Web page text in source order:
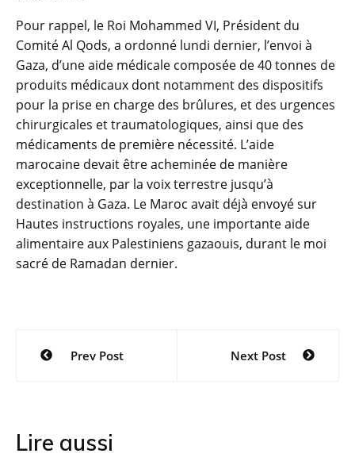
Pour rappel, le Roi Mohammed VI, Président du
Comité Al Qods, a ordonné lundi dernier, l’envoi à
Gaza, d’une aide médicale composée de 40 tonnes de
produits médicaux dont notamment des dispositifs
pour la prise en charge des brûlures, et des urgences
chirurgicales et traumatologiques, ainsi que des
médicaments de première nécessité. L’aide
marocaine devait être acheminée de manière
exceptionnelle, par la voix terrestre jusqu’à
destination à Gaza. Le Maroc avait déjà envoyé sur
Hautes instructions royales, une importante aide
alimentaire aux Palestiniens gazaouis, durant le moi
sacré de Ramadan dernier.
Navigation
Prev Post Next Post
Lire aussi